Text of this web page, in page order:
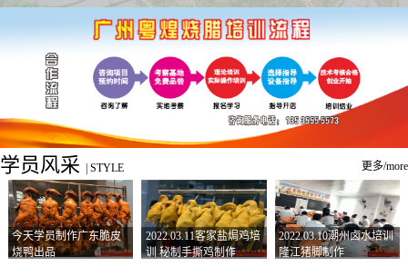
学员风采 STYLE 更多/more
今天学员制作广东脆皮
烧鸭出品
2022.03.11客家盐焗鸡培
训 秘制手撕鸡制作
2022.03.10潮州卤水培训
隆江猪脚制作